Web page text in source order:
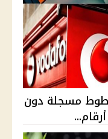
مسجلة دون